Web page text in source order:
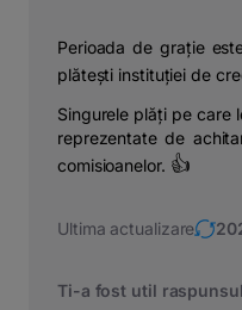
Perioada de grație
plătești instituției de
Singurele plăți pe care
reprezentate de
comisioanelor. 👍
Ultima actualizare
Ti-a fost util